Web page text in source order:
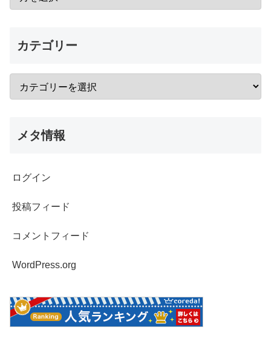
カテゴリー
メタ情報
ログイン
投稿フィード
コメントフィード
WordPress.org